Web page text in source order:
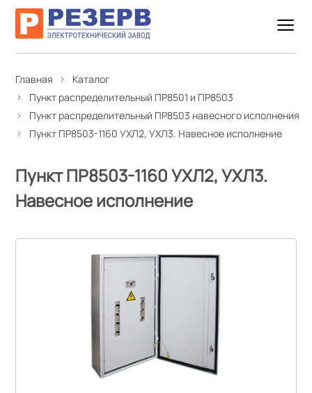
Главная
Каталог
Пункт распределительный ПР8501 и ПР8503
Пункт распределительный ПР8503 навесного исполнения
Пункт ПР8503-1160 УХЛ2, УХЛ3. Навесное исполнение
Пункт ПР8503-1160 УХЛ2, УХЛ3.
Навесное исполнение